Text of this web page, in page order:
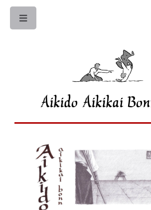
Aikido Aikikai